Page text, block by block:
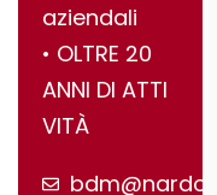
aziendali
•⁠ ⁠OLTRE 20
ANNI DI ATTI
VITÀ